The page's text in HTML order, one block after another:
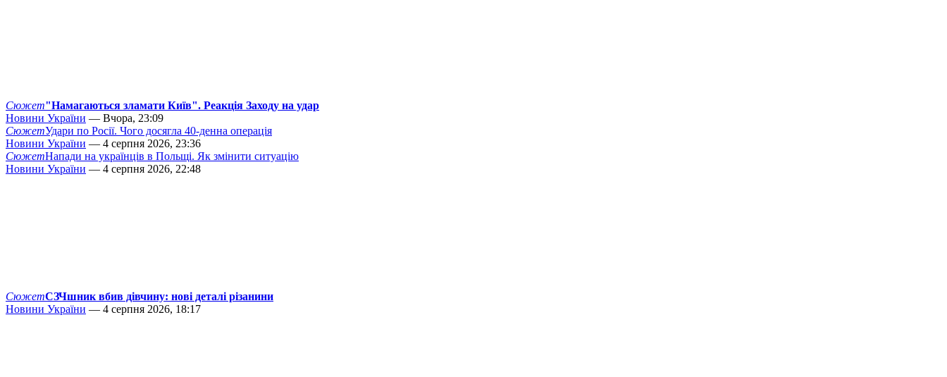
Сюжет"Намагаються зламати Київ". Реакція Заходу на удар
Новини України — Вчора, 23:09
СюжетУдари по Росії. Чого досягла 40-денна операція
Новини України — 4 серпня 2026, 23:36
СюжетНапади на українців в Польщі. Як змінити ситуацію
Новини України — 4 серпня 2026, 22:48
СюжетСЗЧшник вбив дівчину: нові деталі різанини
Новини України — 4 серпня 2026, 18:17